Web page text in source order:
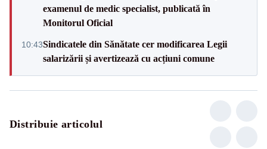
examenul de medic specialist, publicată în
Monitorul Oficial
10:43Sindicatele din Sănătate cer modificarea Legii
salarizării și avertizează cu acțiuni comune
Distribuie articolul